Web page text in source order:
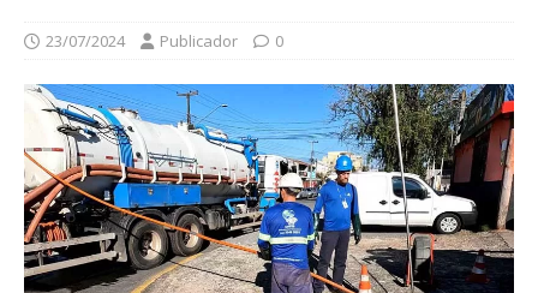
23/07/2024 Publicador 0